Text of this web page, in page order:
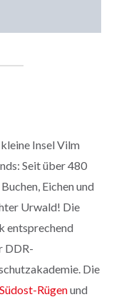
Insel Vilm
Seit über 480
Eichen und
Urwald! Die
entsprechend
DDR-
Die
Rügenund